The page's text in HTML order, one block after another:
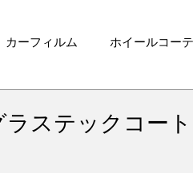
カーフィルム ホイールコー
ステックコート